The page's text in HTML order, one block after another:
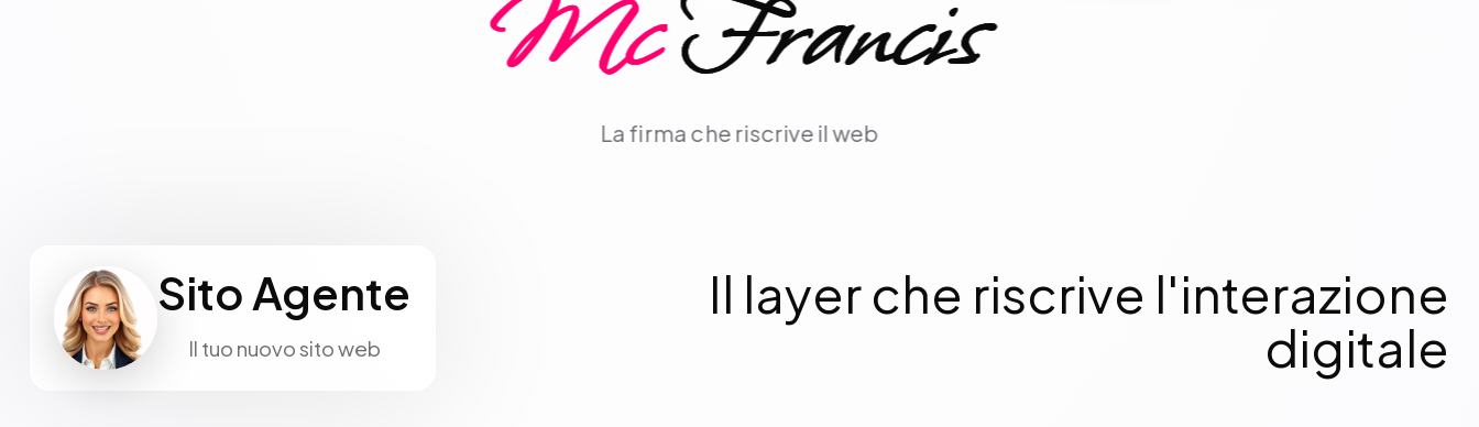
McFrancis
La firma che riscrive il web
Sito Agente
Il tuo nuovo sito web
Il layer che riscrive l'interazione
digitale